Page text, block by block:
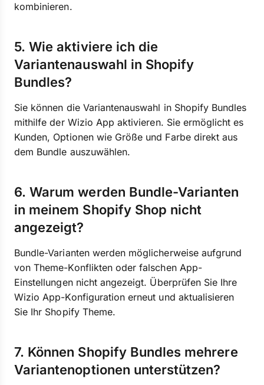
kombinieren.
5. Wie aktiviere ich die
Variantenauswahl in Shopify
Bundles?
Sie können die Variantenauswahl in Shopify Bundles
mithilfe der Wizio App aktivieren. Sie ermöglicht es
Kunden, Optionen wie Größe und Farbe direkt aus
dem Bundle auszuwählen.
6. Warum werden Bundle-Varianten
in meinem Shopify Shop nicht
angezeigt?
Bundle-Varianten werden möglicherweise aufgrund
von Theme-Konflikten oder falschen App-
Einstellungen nicht angezeigt. Überprüfen Sie Ihre
Wizio App-Konfiguration erneut und aktualisieren
Sie Ihr Shopify Theme.
7. Können Shopify Bundles mehrere
Variantenoptionen unterstützen?